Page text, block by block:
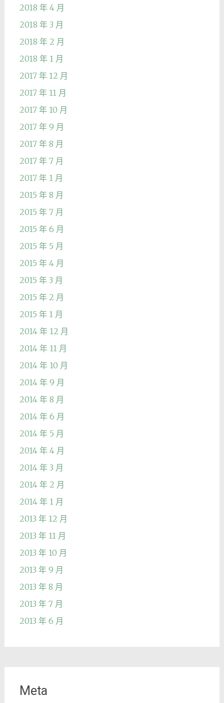
2018 年 4 月
2018 年 3 月
2018 年 2 月
2018 年 1 月
2017 年 12 月
2017 年 11 月
2017 年 10 月
2017 年 9 月
2017 年 8 月
2017 年 7 月
2017 年 1 月
2015 年 8 月
2015 年 7 月
2015 年 6 月
2015 年 5 月
2015 年 4 月
2015 年 3 月
2015 年 2 月
2015 年 1 月
2014 年 12 月
2014 年 11 月
2014 年 10 月
2014 年 9 月
2014 年 8 月
2014 年 6 月
2014 年 5 月
2014 年 4 月
2014 年 3 月
2014 年 2 月
2014 年 1 月
2013 年 12 月
2013 年 11 月
2013 年 10 月
2013 年 9 月
2013 年 8 月
2013 年 7 月
2013 年 6 月
Meta